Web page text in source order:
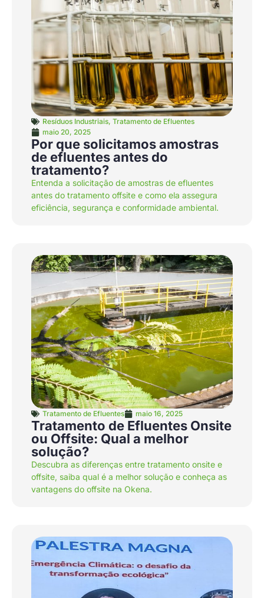
Resíduos Industriais, Tratamento de Efluentes
maio 20, 2025
Por que solicitamos amostras
de efluentes antes do
tratamento?
Entenda a solicitação de amostras de efluentes
antes do tratamento offsite e como ela assegura
eficiência, segurança e conformidade ambiental.
Tratamento de Efluentes maio 16, 2025
Tratamento de Efluentes Onsite
ou Offsite: Qual a melhor
solução?
Descubra as diferenças entre tratamento onsite e
offsite, saiba qual é a melhor solução e conheça as
vantagens do offsite na Okena.